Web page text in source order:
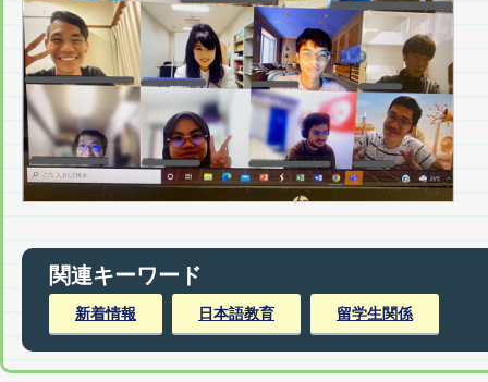
関連キーワード
新着情報 日本語教育 留学生関係